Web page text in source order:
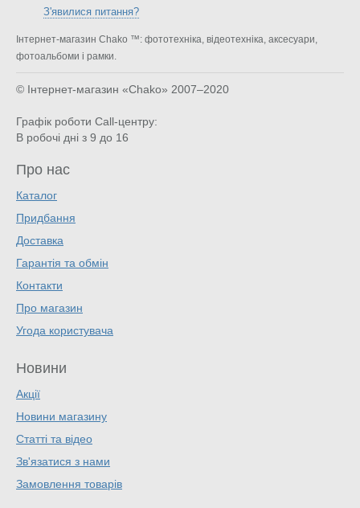
З'явилися питання?
Інтернет-магазин Chako ™: фототехніка, відеотехніка, аксесуари,
фотоальбоми і рамки.
© Інтернет-магазин «Chako» 2007–2020
Графік роботи Call-центру:
В робочі дні з 9 до 16
Про нас
Каталог
Придбання
Доставка
Гарантія та обмін
Контакти
Про магазин
Угода користувача
Новини
Акції
Новини магазину
Статті та відео
Зв'язатися з нами
Замовлення товарів